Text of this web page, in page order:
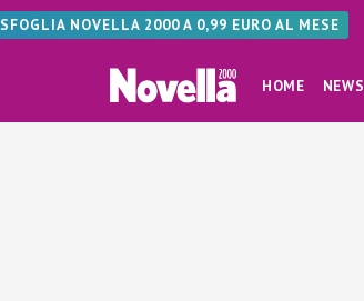
SFOGLIA NOVELLA 2000 A 0,99 EURO AL MESE
HOME NEWS